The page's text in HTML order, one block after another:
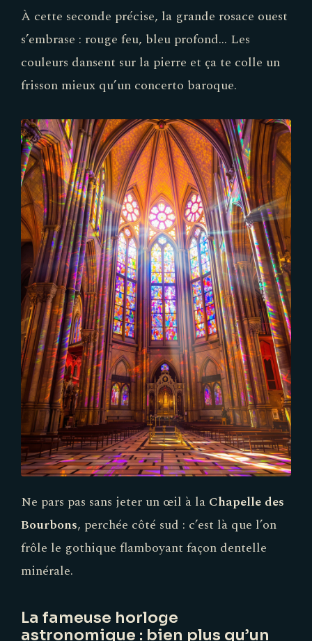
À cette seconde précise, la grande rosace ouest
s’embrase : rouge feu, bleu profond… Les
couleurs dansent sur la pierre et ça te colle un
frisson mieux qu’un concerto baroque.
Ne pars pas sans jeter un œil à la Chapelle des
Bourbons, perchée côté sud : c’est là que l’on
frôle le gothique flamboyant façon dentelle
minérale.
La fameuse horloge
astronomique : bien plus qu’un